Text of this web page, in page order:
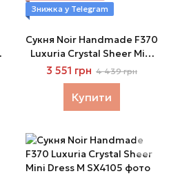
Знижка у Telegram
Сукня Noir Handmade F370
Luxuria Crystal Sheer Mini
Dress XS
3 551 грн 4 439 грн
Купити